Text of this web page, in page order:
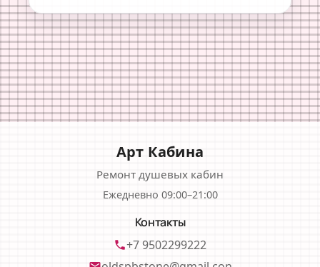
Арт Кабина
Ремонт душевых кабин
Ежедневно 09:00–21:00
Контакты
phone+7 9502299222